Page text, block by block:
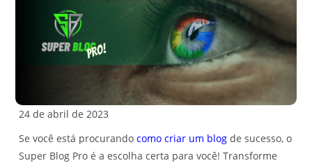
24 de abril de 2023
Se você está procurandocomo criar um blog de sucesso, o
Super Blog Pro é a escolha certa para você! Transforme